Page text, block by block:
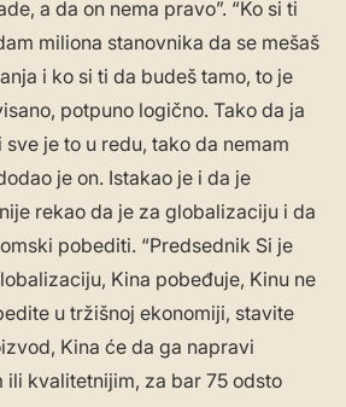
a da on nema pravo”. “Ko si ti
miliona stanovnika da se mešaš
i ko si ti da budeš tamo, to je
potpuno logično. Tako da ja
je to u redu, tako da nemam
je on. Istakao je i da je
rekao da je za globalizaciju i da
pobediti. “Predsednik Si je
Kina pobeđuje, Kinu ne
u tržišnoj ekonomiji, stavite
Kina će da ga napravi
ili kvalitetnijim, za bar 75 odsto